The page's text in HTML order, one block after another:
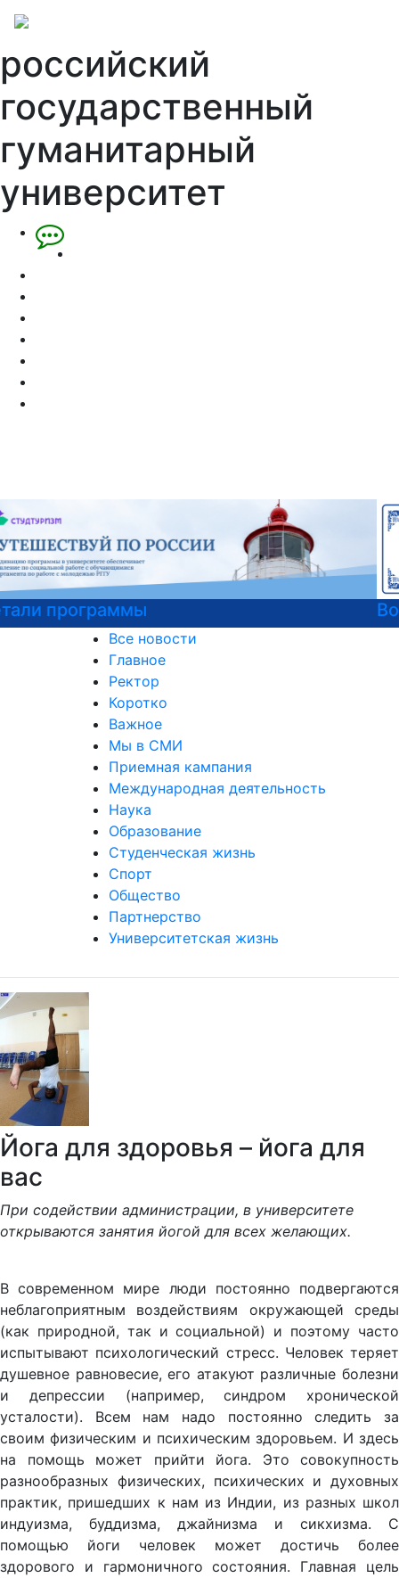
российский
государственный
гуманитарный
университет
Войска беспилотных систем РФ
Все новости
Главное
Ректор
Коротко
Важное
Мы в СМИ
Приемная кампания
Международная деятельность
Наука
Образование
Студенческая жизнь
Спорт
Общество
Партнерство
Университетская жизнь
Йога для здоровья – йога для
вас
При содействии администрации, в университете
открываются занятия йогой для всех желающих.
В современном мире люди постоянно подвергаются
неблагоприятным воздействиям окружающей среды
(как природной, так и социальной) и поэтому часто
испытывают психологический стресс. Человек теряет
душевное равновесие, его атакуют различные болезни
и депрессии (например, синдром хронической
усталости). Всем нам надо постоянно следить за
своим физическим и психическим здоровьем. И здесь
на помощь может прийти йога. Это совокупность
разнообразных физических, психических и духовных
практик, пришедших к нам из Индии, из разных школ
индуизма, буддизма, джайнизма и сикхизма. С
помощью йоги человек может достичь более
здорового и гармоничного состояния. Главная цель